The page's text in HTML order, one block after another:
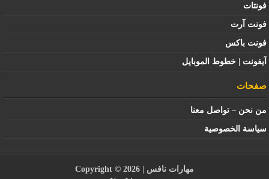
فونتات
فونت آرت
فونت باكس
آيفونت | خطوط الموبايل
صفحات
من نحن – تواصل معنا
سياسة الخصوصية
مهارات نافس